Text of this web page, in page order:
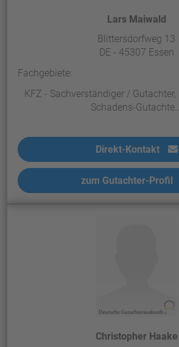
Lars Maiwald
Blittersdorfweg 13
DE - 45307 Essen
Fachgebiete:
KFZ - Sachverständiger /
Schadens-
Direkt-Kontakt
zum Gutachter-Profil
Christopher Haake